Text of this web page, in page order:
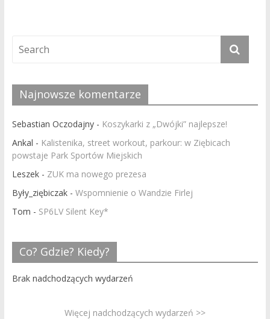
Najnowsze komentarze
Sebastian Oczodajny- Koszykarki z „Dwójki” najlepsze!
Ankal - Kalistenika, street workout, parkour: w Ziębicach
powstaje Park Sportów Miejskich
Leszek- ZUK ma nowego prezesa
Były_ziębiczak- Wspomnienie o Wandzie Firlej
Tom - SP6LV Silent Key*
Co? Gdzie? Kiedy?
Brak nadchodzących wydarzeń
Więcej nadchodzących wydarzeń >>